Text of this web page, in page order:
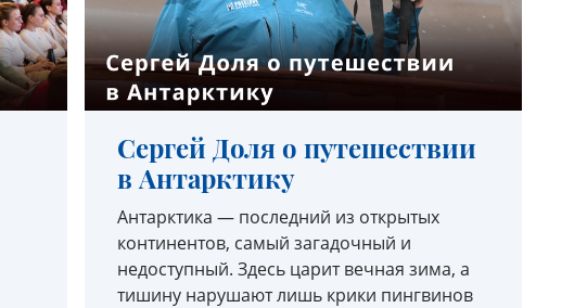
Сергей Доля о путешествии
в Антарктику
Антарктика — последний из открытых
континентов, самый загадочный и
недоступный. Здесь царит вечная зима, а
тишину нарушают лишь крики пингвинов